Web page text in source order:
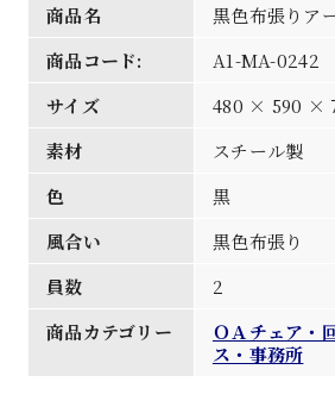
商品名
黒色布張りア
商品コード:
A1-MA-0242
サイズ
480 × 590 ×
素材
スチール製
色
黒
風合い
黒色布張り
員数
2
商品カテゴリー
ＯＡチェア・
ス・事務所